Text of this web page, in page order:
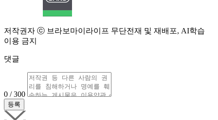
저작권자 ⓒ 브라보마이라이프 무단전재 및 재배포, AI학습
이용 금지
댓글
0 / 300